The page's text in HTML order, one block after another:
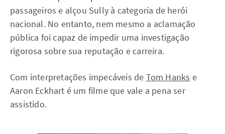
passageiros e alçou Sully à categoria de herói
nacional. No entanto, nem mesmo a aclamação
pública foi capaz de impedir uma investigação
rigorosa sobre sua reputação e carreira.
Com interpretações impecáveis de Tom Hanks e
Aaron Eckhart é um filme que vale a pena ser
assistido.